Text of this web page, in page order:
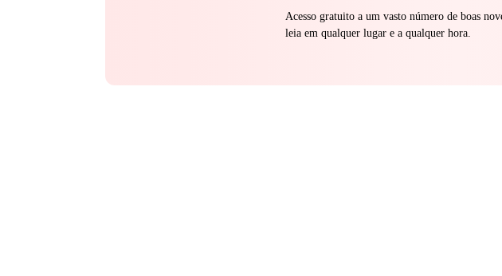
Acesso gratuito a um vasto número de boas
leia em qualquer lugar e a qualquer hora.